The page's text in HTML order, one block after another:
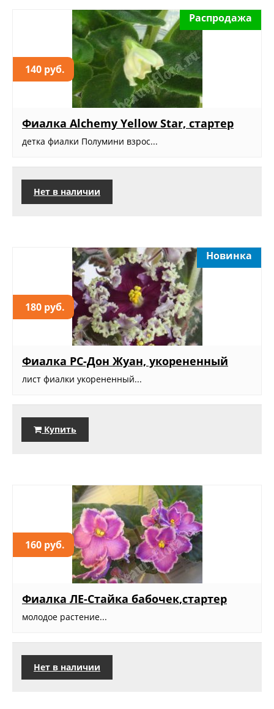
140 руб.
Распродажа
Фиалка Alchemy Yellow Star, стартер
детка фиалки Полумини взрос...
Нет в наличии
180 руб.
Новинка
Фиалка РС-Дон Жуан, укорененный
лист фиалки укорененный...
Купить
160 руб.
Фиалка ЛЕ-Стайка бабочек,стартер
молодое растение...
Нет в наличии